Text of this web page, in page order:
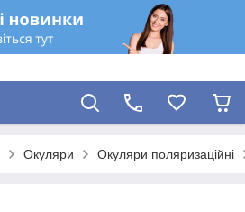
Окуляри Окуляри поляризаційні